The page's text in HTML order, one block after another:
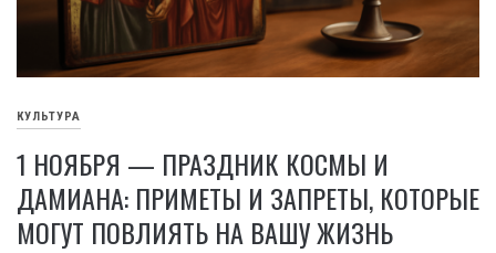
КУЛЬТУРА
1 НОЯБРЯ — ПРАЗДНИК КОСМЫ И
ДАМИАНА: ПРИМЕТЫ И ЗАПРЕТЫ, КОТОРЫЕ
МОГУТ ПОВЛИЯТЬ НА ВАШУ ЖИЗНЬ